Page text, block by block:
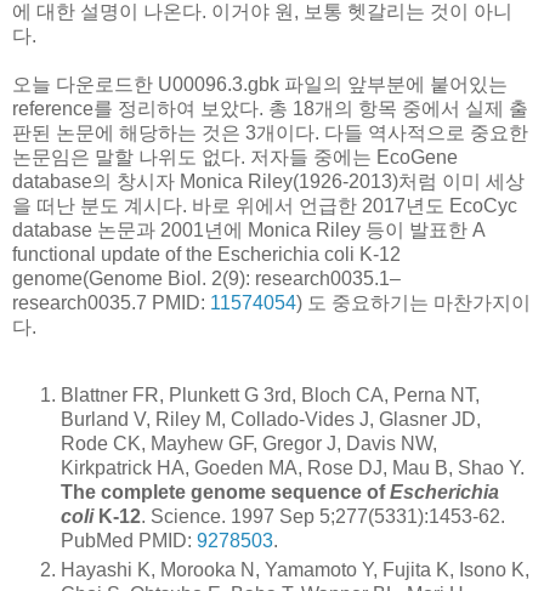
에 대한 설명이 나온다. 이거야 원, 보통 헷갈리는 것이 아니
다.
오늘 다운로드한 U00096.3.gbk 파일의 앞부분에 붙어있는
reference를 정리하여 보았다. 총 18개의 항목 중에서 실제 출
판된 논문에 해당하는 것은 3개이다. 다들 역사적으로 중요한
논문임은 말할 나위도 없다. 저자들 중에는 EcoGene
database의 창시자 Monica Riley(1926-2013)처럼 이미 세상
을 떠난 분도 계시다. 바로 위에서 언급한 2017년도 EcoCyc
database 논문과 2001년에 Monica Riley 등이 발표한 A
functional update of the Escherichia coli K-12
genome(Genome Biol. 2(9): research0035.1–
research0035.7 PMID: 11574054) 도 중요하기는 마찬가지이
다.
Blattner FR, Plunkett G 3rd, Bloch CA, Perna NT,
Burland V, Riley M, Collado-Vides J, Glasner JD,
Rode CK, Mayhew GF, Gregor J, Davis NW,
Kirkpatrick HA, Goeden MA, Rose DJ, Mau B, Shao Y.
The complete genome sequence ofEscherichia
coliK-12. Science. 1997 Sep 5;277(5331):1453-62.
PubMed PMID: 9278503.
Hayashi K, Morooka N, Yamamoto Y, Fujita K, Isono K,